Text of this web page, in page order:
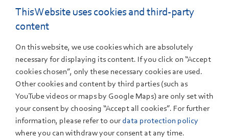
BIPV. Die Übergabe des Bewilligungsbescheides fand
am 9. Juli 2020 im Zentrum für Sonnenenergie- und
Stuttgart-Vaihingen statt. Auf Initiative der
Architektenkammer Baden-Württemberg (AKBW)
erarbeiten vier Projektpartner bis Anfang 2023 einen
Leitfaden für optimale Planungs- und Bauprozesse
sowie den Entwurf einer BIPV-Richtlinie als
Empfehlung für die Politik. Ziel ist, den Ausbau der
Solarstromerzeugung am Gebäude über integrierte
This Website uses cookies and third-party
content
On this website, we use cookies which are absolutely
necessary for displaying its content. If you click on “Accept
cookies chosen”, only these necessary cookies are used.
Other cookies and content by third parties (such as
YouTube videos or maps by Google Maps) are only set with
your consent by choosing “Accept all cookies”. For further
information, please refer to our data protection policy
where you can withdraw your consent at any time.